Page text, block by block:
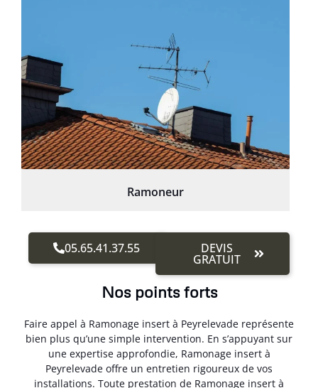
Ramoneur
05.65.41.37.55 DEVIS
GRATUIT
Nos points forts
Faire appel à Ramonage insert à Peyrelevade représente
bien plus qu’une simple intervention. En s’appuyant sur
une expertise approfondie, Ramonage insert à
Peyrelevade offre un entretien rigoureux de vos
installations. Toute prestation de Ramonage insert à